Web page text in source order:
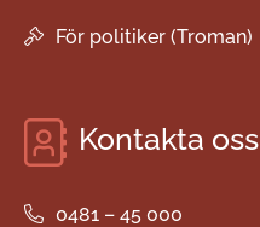
För politiker (Troman)
Kontakta oss
0481 – 45 000